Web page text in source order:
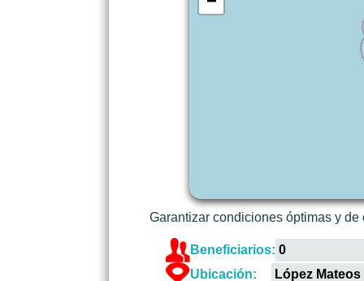
Garantizar condiciones óptimas y
Beneficiarios: 0
Ubicación:
López